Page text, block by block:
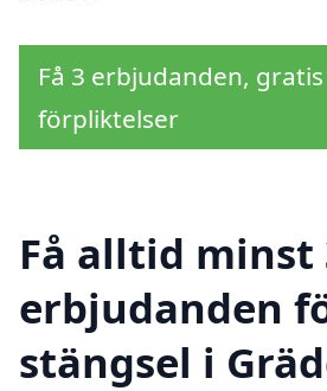
Få 3 erbjudanden,
förpliktelser
Få alltid minst
erbjudanden
stängsel i